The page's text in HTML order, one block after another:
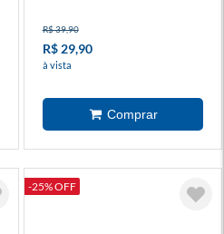
R$ 39,90
R$ 29,90
à vista
-25% OFF